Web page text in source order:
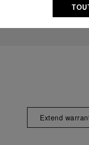
Extend